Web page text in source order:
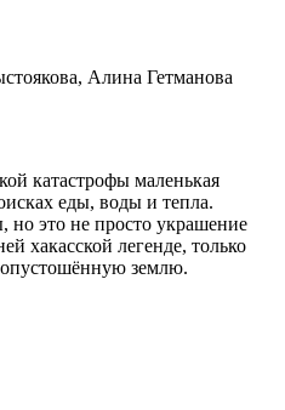
Алина Гетманова
катастрофы маленькая
еды, воды и тепла.
это не просто украшение
хакасской легенде, только
землю.